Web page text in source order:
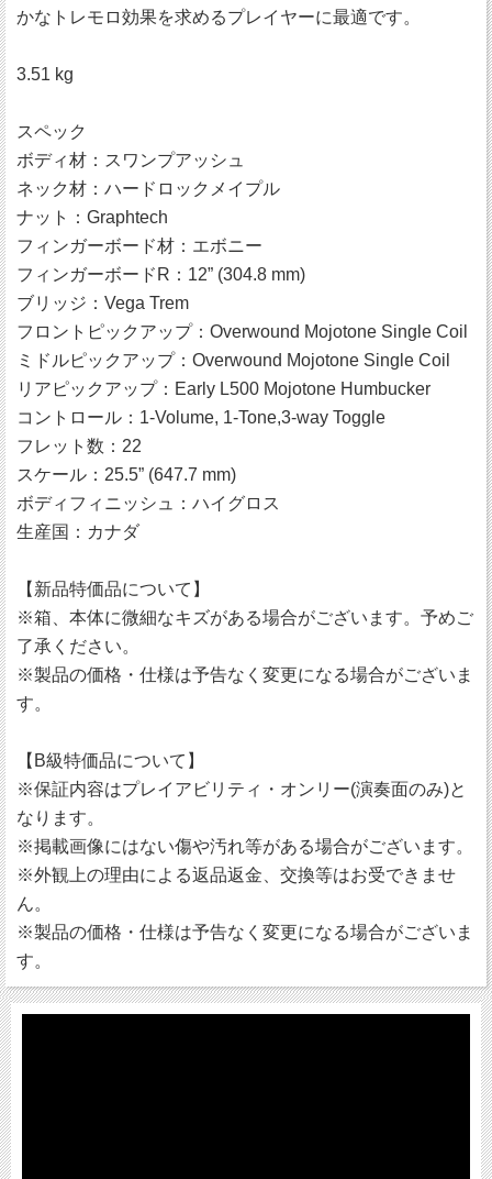
かなトレモロ効果を求めるプレイヤーに最適です。
3.51 kg
スペック
ボディ材：スワンプアッシュ
ネック材：ハードロックメイプル
ナット：Graphtech
フィンガーボード材：エボニー
フィンガーボードR：12” (304.8 mm)
ブリッジ：Vega Trem
フロントピックアップ：Overwound Mojotone Single Coil
ミドルピックアップ：Overwound Mojotone Single Coil
リアピックアップ：Early L500 Mojotone Humbucker
コントロール：1-Volume, 1-Tone,3-way Toggle
フレット数：22
スケール：25.5” (647.7 mm)
ボディフィニッシュ：ハイグロス
生産国：カナダ
【新品特価品について】
※箱、本体に微細なキズがある場合がございます。予めご
了承ください。
※製品の価格・仕様は予告なく変更になる場合がございま
す。
【B級特価品について】
※保証内容はプレイアビリティ・オンリー(演奏面のみ)と
なります。
※掲載画像にはない傷や汚れ等がある場合がございます。
※外観上の理由による返品返金、交換等はお受できませ
ん。
※製品の価格・仕様は予告なく変更になる場合がございま
す。